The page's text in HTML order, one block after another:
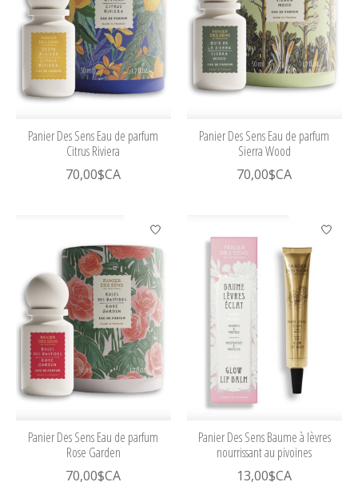
Panier Des Sens Eau de parfum
Citrus Riviera
70,00$CA
Panier Des Sens Eau de parfum
Sierra Wood
70,00$CA
Panier Des Sens Eau de parfum
Rose Garden
70,00$CA
Panier Des Sens Baume à lèvres
nourrissant au pivoines
13,00$CA